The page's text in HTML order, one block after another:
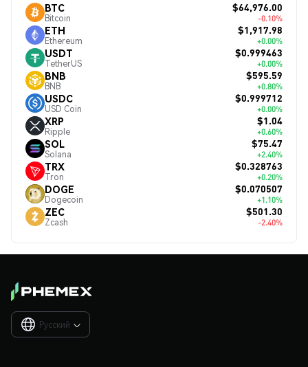
BTC
Bitcoin
$64,976.00
-0.10%
ETH
Ethereum
$1,917.98
+0.00%
USDT
TetherUS
$0.999463
+0.00%
BNB
BNB
$595.59
+0.80%
USDC
USD Coin
$0.999712
+0.00%
XRP
Ripple
$1.04
+0.60%
SOL
Solana
$75.47
+2.40%
TRX
Tron
$0.328763
+0.20%
DOGE
Dogecoin
$0.070507
+1.10%
ZEC
Zcash
$501.30
-2.40%
Русский 